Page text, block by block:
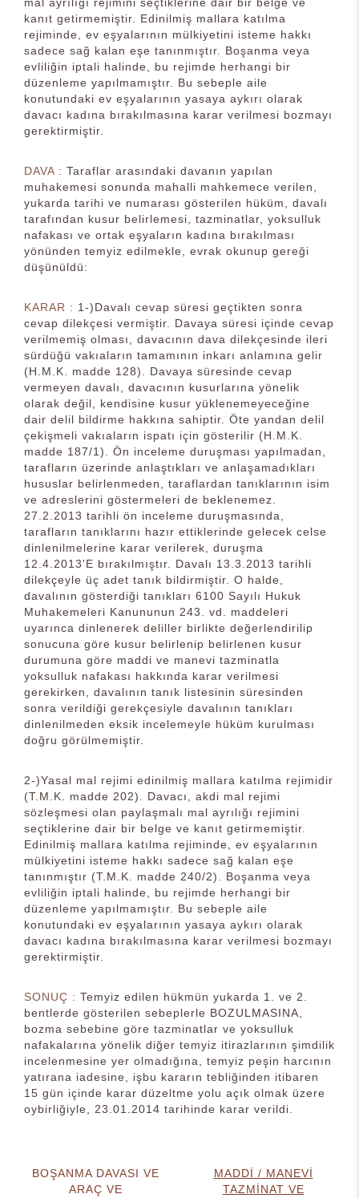
kanıt getirmemiştir. Edinilmiş mallara katılma
rejiminde, ev eşyalarının mülkiyetini isteme hakkı
sadece sağ kalan eşe tanınmıştır. Boşanma veya
evliliğin iptali halinde, bu rejimde herhangi bir
düzenleme yapılmamıştır. Bu sebeple aile
konutundaki ev eşyalarının yasaya aykırı olarak
davacı kadına bırakılmasına karar verilmesi bozmayı
gerektirmiştir.
DAVA : Taraflar arasındaki davanın yapılan
muhakemesi sonunda mahalli mahkemece verilen,
yukarda tarihi ve numarası gösterilen hüküm, davalı
tarafından kusur belirlemesi, tazminatlar, yoksulluk
nafakası ve ortak eşyaların kadına bırakılması
yönünden temyiz edilmekle, evrak okunup gereği
düşünüldü:
KARAR : 1-)Davalı cevap süresi geçtikten sonra
cevap dilekçesi vermiştir. Davaya süresi içinde cevap
verilmemiş olması, davacının dava dilekçesinde ileri
sürdüğü vakıaların tamamının inkarı anlamına gelir
(H.M.K. madde 128). Davaya süresinde cevap
vermeyen davalı, davacının kusurlarına yönelik
olarak değil, kendisine kusur yüklenemeyeceğine
dair delil bildirme hakkına sahiptir. Öte yandan delil
çekişmeli vakıaların ispatı için gösterilir (H.M.K.
madde 187/1). Ön inceleme duruşması yapılmadan,
tarafların üzerinde anlaştıkları ve anlaşamadıkları
hususlar belirlenmeden, taraflardan tanıklarının isim
ve adreslerini göstermeleri de beklenemez.
27.2.2013 tarihli ön inceleme duruşmasında,
tarafların tanıklarını hazır ettiklerinde gelecek celse
dinlenilmelerine karar verilerek, duruşma
12.4.2013'E bırakılmıştır. Davalı 13.3.2013 tarihli
dilekçeyle üç adet tanık bildirmiştir. O halde,
davalının gösterdiği tanıkları 6100 Sayılı Hukuk
Muhakemeleri Kanununun 243. vd. maddeleri
uyarınca dinlenerek deliller birlikte değerlendirilip
sonucuna göre kusur belirlenip belirlenen kusur
durumuna göre maddi ve manevi tazminatla
yoksulluk nafakası hakkında karar verilmesi
gerekirken, davalının tanık listesinin süresinden
sonra verildiği gerekçesiyle davalının tanıkları
dinlenilmeden eksik incelemeyle hüküm kurulması
doğru görülmemiştir.
2-)Yasal mal rejimi edinilmiş mallara katılma rejimidir
(T.M.K. madde 202). Davacı, akdi mal rejimi
sözleşmesi olan paylaşmalı mal ayrılığı rejimini
seçtiklerine dair bir belge ve kanıt getirmemiştir.
Edinilmiş mallara katılma rejiminde, ev eşyalarının
mülkiyetini isteme hakkı sadece sağ kalan eşe
tanınmıştır (T.M.K. madde 240/2). Boşanma veya
evliliğin iptali halinde, bu rejimde herhangi bir
düzenleme yapılmamıştır. Bu sebeple aile
konutundaki ev eşyalarının yasaya aykırı olarak
davacı kadına bırakılmasına karar verilmesi bozmayı
gerektirmiştir.
SONUÇ : Temyiz edilen hükmün yukarda 1. ve 2.
bentlerde gösterilen sebeplerle BOZULMASINA,
bozma sebebine göre tazminatlar ve yoksulluk
nafakalarına yönelik diğer temyiz itirazlarının şimdilik
incelenmesine yer olmadığına, temyiz peşin harcının
yatırana iadesine, işbu kararın tebliğinden itibaren
15 gün içinde karar düzeltme yolu açık olmak üzere
oybirliğiyle, 23.01.2014 tarihinde karar verildi.
BOŞANMA DAVASI VE
ARAÇ VE
MADDİ / MANEVİ
TAZMİNAT VE